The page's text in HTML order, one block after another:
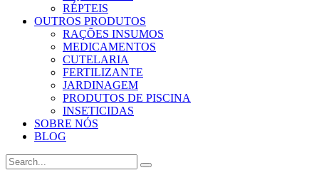
RÉPTEIS
OUTROS PRODUTOS
RAÇÕES INSUMOS
MEDICAMENTOS
CUTELARIA
FERTILIZANTE
JARDINAGEM
PRODUTOS DE PISCINA
INSETICIDAS
SOBRE NÓS
BLOG